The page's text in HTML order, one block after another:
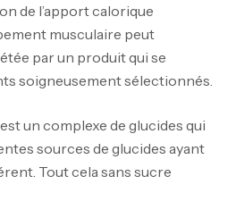
de l’apport calorique
musculaire peut
par un produit qui se
soigneusement sélectionnés.
un complexe de glucides qui
sources de glucides ayant
Tout cela sans sucre